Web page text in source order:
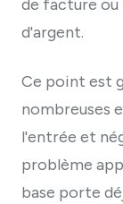
de facture
d'argent.
Ce point est
nombreuses
l'entrée et
problème
base porte